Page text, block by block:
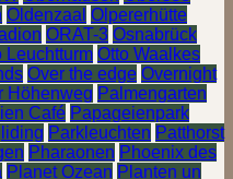
Oldenzaal Olpererhütte
ORAT-3 Osnabrück
Leuchtturm Otto Waalkes
Over the edge Overnight
Höhenweg Palmengarten
Café Papageienpark
Parkleuchten Patthorst
Pharaonen Phoenix des
Planet Ozean Planten un